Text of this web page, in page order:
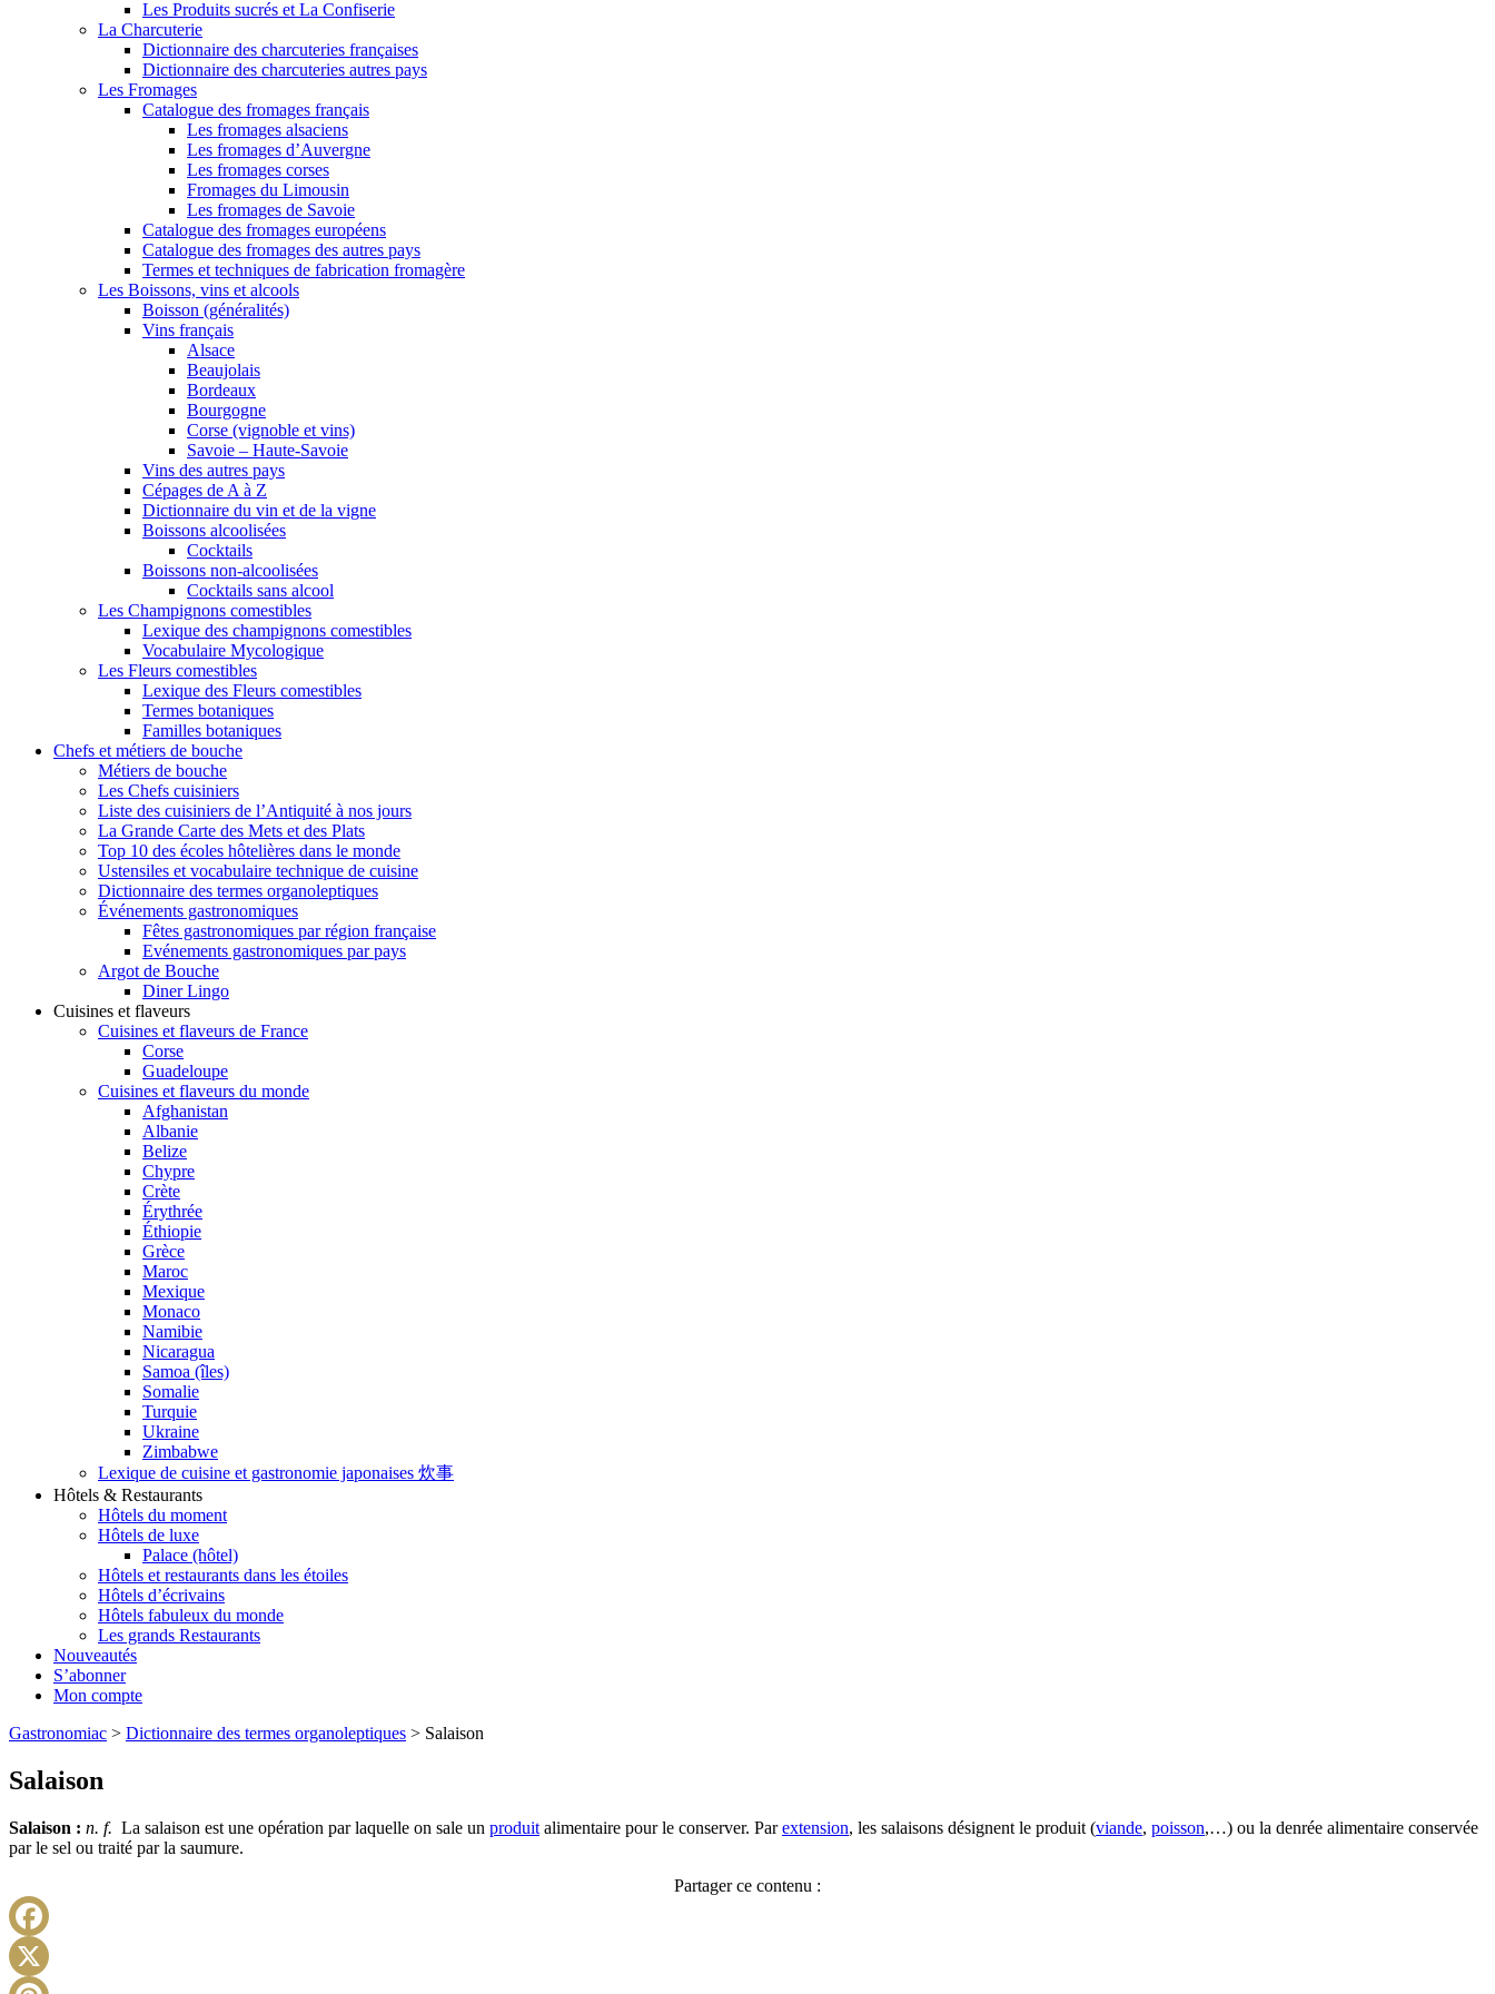
Les Produits sucrés et La Confiserie
La Charcuterie
Dictionnaire des charcuteries françaises
Dictionnaire des charcuteries autres pays
Les Fromages
Catalogue des fromages français
Les fromages alsaciens
Les fromages d’Auvergne
Les fromages corses
Fromages du Limousin
Les fromages de Savoie
Catalogue des fromages européens
Catalogue des fromages des autres pays
Termes et techniques de fabrication fromagère
Les Boissons, vins et alcools
Boisson (généralités)
Vins français
Alsace
Beaujolais
Bordeaux
Bourgogne
Corse (vignoble et vins)
Savoie – Haute-Savoie
Vins des autres pays
Cépages de A à Z
Dictionnaire du vin et de la vigne
Boissons alcoolisées
Cocktails
Boissons non-alcoolisées
Cocktails sans alcool
Les Champignons comestibles
Lexique des champignons comestibles
Vocabulaire Mycologique
Les Fleurs comestibles
Lexique des Fleurs comestibles
Termes botaniques
Familles botaniques
Chefs et métiers de bouche
Métiers de bouche
Les Chefs cuisiniers
Liste des cuisiniers de l’Antiquité à nos jours
La Grande Carte des Mets et des Plats
Top 10 des écoles hôtelières dans le monde
Ustensiles et vocabulaire technique de cuisine
Dictionnaire des termes organoleptiques
Événements gastronomiques
Fêtes gastronomiques par région française
Evénements gastronomiques par pays
Argot de Bouche
Diner Lingo
Cuisines et flaveurs
Cuisines et flaveurs de France
Corse
Guadeloupe
Cuisines et flaveurs du monde
Afghanistan
Albanie
Belize
Chypre
Crète
Érythrée
Éthiopie
Grèce
Maroc
Mexique
Monaco
Namibie
Nicaragua
Samoa (îles)
Somalie
Turquie
Ukraine
Zimbabwe
Lexique de cuisine et gastronomie japonaises 炊事
Hôtels & Restaurants
Hôtels du moment
Hôtels de luxe
Palace (hôtel)
Hôtels et restaurants dans les étoiles
Hôtels d’écrivains
Hôtels fabuleux du monde
Les grands Restaurants
Nouveautés
S’abonner
Mon compte
Gastronomiac > Dictionnaire des termes organoleptiques > Salaison
Salaison
Salaison : n. f. La salaison est une opération par laquelle on sale un produit alimentaire pour le conserver. Parextension, les salaisons désignent le produit (viande, poisson,…) ou la denrée alimentaire conservée
par le sel ou traité par la saumure.
Partager ce contenu :